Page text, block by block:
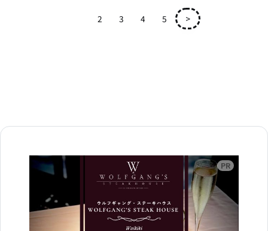
2 3 4 5 >
広告